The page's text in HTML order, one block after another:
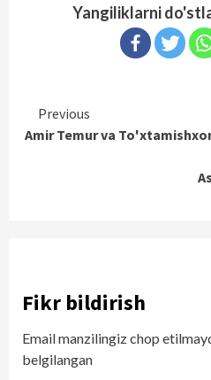
Yangiliklarni
Continue
Reading
Previous
Amir Temur va
Fikr bildirish
Email manzilingiz chop
belgilangan